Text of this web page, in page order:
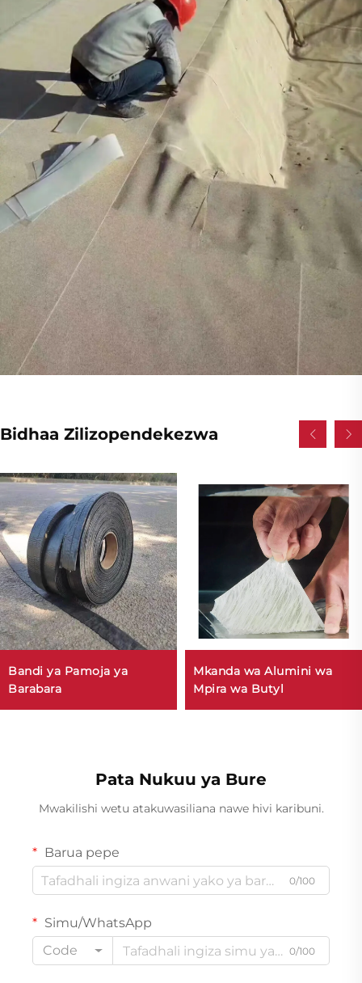
Bidhaa Zilizopendekezwa
Bandi ya Pamoja ya
Barabara
Mkanda wa Alumini wa
Mpira wa Butyl
Pata Nukuu ya Bure
Mwakilishi wetu atakuwasiliana nawe hivi karibuni.
Barua pepe
0/100
Simu/WhatsApp
Code
0/100